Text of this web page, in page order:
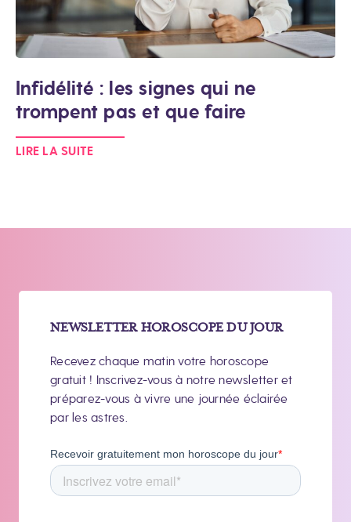
Infidélité : les signes qui ne
trompent pas et que faire
LIRE LA SUITE
NEWSLETTER HOROSCOPE DU JOUR
Recevez chaque matin votre horoscope
gratuit ! Inscrivez-vous à notre newsletter et
préparez-vous à vivre une journée éclairée
par les astres.